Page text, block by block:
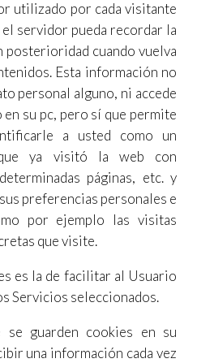
utilizado por cada visitante
servidor pueda recordar la
posterioridad cuando vuelva
Esta información no
personal alguno, ni accede
su pc, pero sí que permite
a usted como un
ya visitó la web con
páginas, etc. y
preferencias personales e
por ejemplo las visitas
que visite.
es la de facilitar al Usuario
Servicios seleccionados.
guarden cookies en su
una información cada vez